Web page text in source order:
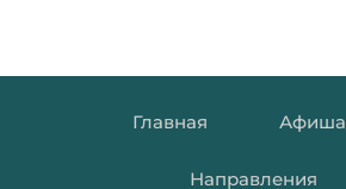
Главная Афиша
Направления